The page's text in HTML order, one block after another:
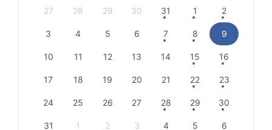
27 28 29 30 31 1 2
3 4 5 6 7 8 9
10 11 12 13 14 15 16
17 18 19 20 21 22 23
24 25 26 27 28 29 30
31 1 2 3 4 5 6